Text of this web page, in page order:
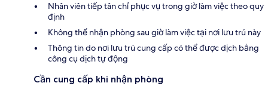
Nhân viên tiếp tân chỉ phục vụ trong giờ làm việc theo quy
định
Không thể nhận phòng sau giờ làm việc tại nơi lưu trú này
Thông tin do nơi lưu trú cung cấp có thể được dịch bằng
công cụ dịch tự động
Cần cung cấp khi nhận phòng